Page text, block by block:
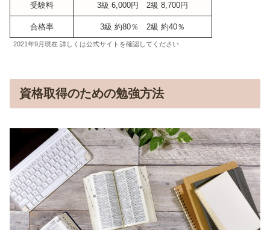
受験料 3級 6,000円 2級 8,700円
合格率 3級 約80％ 2級 約40％
2021年9月現在 詳しくは公式サイトを確認してください
資格取得のための勉強方法